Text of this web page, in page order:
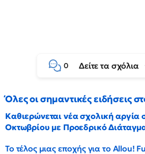
0 Δείτε τα σχόλια
Όλες οι σημαντικές ειδήσεις
Καθιερώνεται νέα σχολική αργία
Οκτωβρίου με Προεδρικό
Το τέλος μιας εποχής για το Allou!